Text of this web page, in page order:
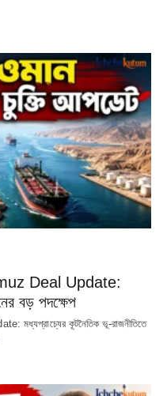
Deal Update:
বড় পদক্ষেপ
কূটনৈতিক ভূ-রাজনীতিতে